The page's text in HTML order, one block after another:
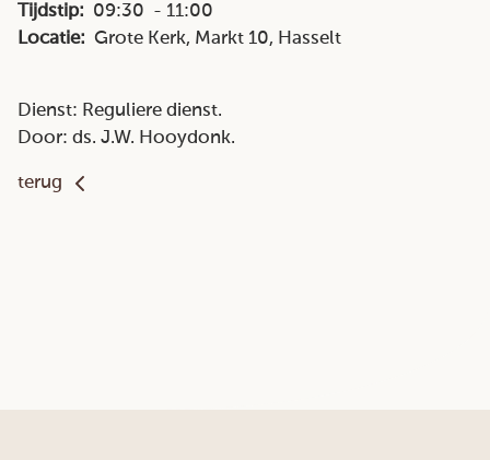
Tijdstip: 09:30 - 11:00
Locatie: Grote Kerk, Markt 10, Hasselt
Dienst: Reguliere dienst.
Door: ds. J.W. Hooydonk.
terug